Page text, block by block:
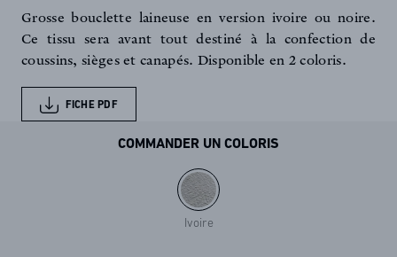
Grosse bouclette laineuse en version ivoire ou noire.
Ce tissu sera avant tout destiné à la confection de
coussins, sièges et canapés. Disponible en 2 coloris.
FICHE PDF
COMMANDER UN COLORIS
Ivoire